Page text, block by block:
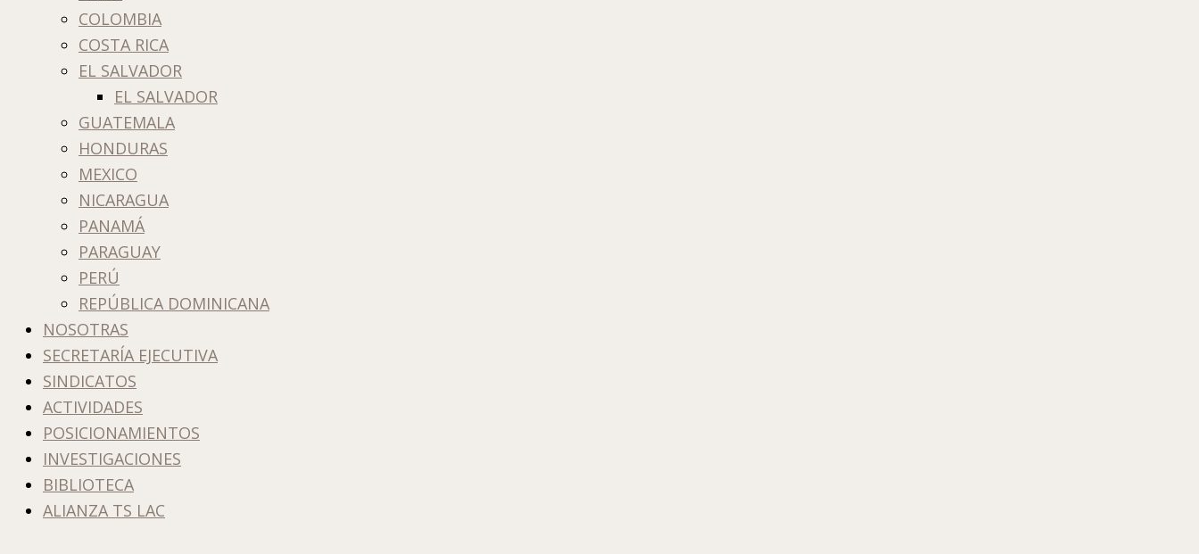
COLOMBIA
COSTA RICA
EL SALVADOR
EL SALVADOR
GUATEMALA
HONDURAS
MEXICO
NICARAGUA
PANAMÁ
PARAGUAY
PERÚ
REPÚBLICA DOMINICANA
NOSOTRAS
SECRETARÍA EJECUTIVA
SINDICATOS
ACTIVIDADES
POSICIONAMIENTOS
INVESTIGACIONES
BIBLIOTECA
ALIANZA TS LAC